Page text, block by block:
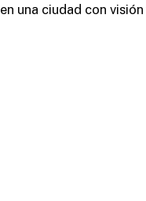
en una ciudad con